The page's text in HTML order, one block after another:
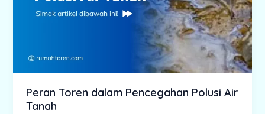
Peran Toren dalam Pencegahan Polusi Air
Tanah